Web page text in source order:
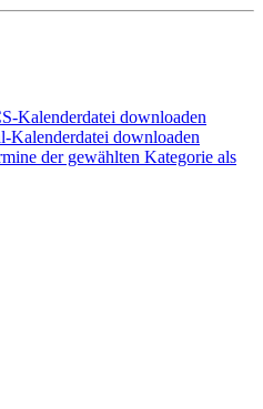
Kalenderdatei downloaden
Kalenderdatei downloaden
der gewählten Kategorie als